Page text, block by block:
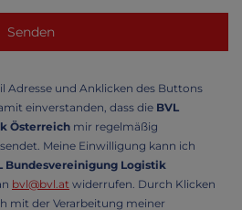
Adresse und Anklicken des Buttons
einverstanden, dass die BVL
Österreich mir regelmäßig
Meine Einwilligung kann ich
Bundesvereinigung Logistik
bvl@bvl.at widerrufen. Durch Klicken
mit der Verarbeitung meiner